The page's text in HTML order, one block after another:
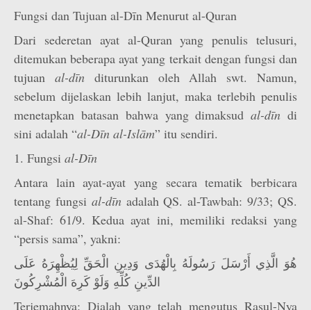
Fungsi dan Tujuan al-Dīn Menurut al-Quran
Dari sederetan ayat al-Quran yang penulis telusuri,
ditemukan beberapa ayat yang terkait dengan fungsi dan
tujuan al-dīn diturunkan oleh Allah swt. Namun,
sebelum dijelaskan lebih lanjut, maka terlebih penulis
menetapkan batasan bahwa yang dimaksudal-dīndi
sini adalah “al-Dīn al-Islām” itu sendiri.
1. Fungsi al-Dīn
Antara lain ayat-ayat yang secara tematik berbicara
tentang fungsi al-dīn adalah QS. al-Tawbah: 9/33; QS.
al-Shaf: 61/9. Kedua ayat ini, memiliki redaksi yang
“persis sama”, yakni:
هُوَ الَّذِي أَرْسَلَ رَسُولَهُ بِالْهُدَى وَدِينِ الْحَقِّ لِيُظْهِرَهُ عَلَى
الدِّينِ كُلِّهِ وَلَوْ كَرِهَ الْمُشْرِكُونَ
Terjemahnya: Dialah yang telah mengutus Rasul-Nya